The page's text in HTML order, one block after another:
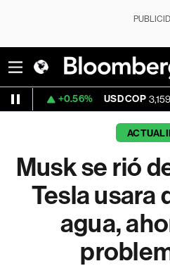
USD COP 3,159.39 -0.52%
Musk se rió
Tesla usara
agua,